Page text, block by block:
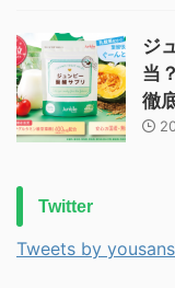
ジ
当
徹
Twitter
Tweets by